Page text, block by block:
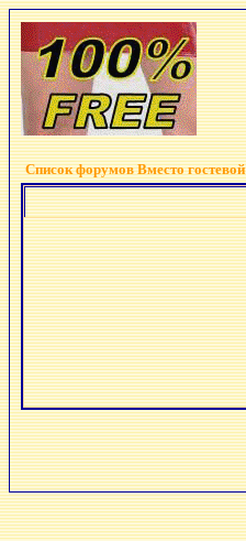
Список форумов Вместо гостевой